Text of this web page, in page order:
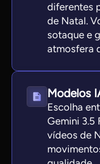
diferentes
de Natal.
sotaque e
atmosfera
Modelos
Escolha
Gemini 3.5
vídeos de